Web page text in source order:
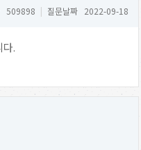
509898 | 질문날짜 2022-09-18
.